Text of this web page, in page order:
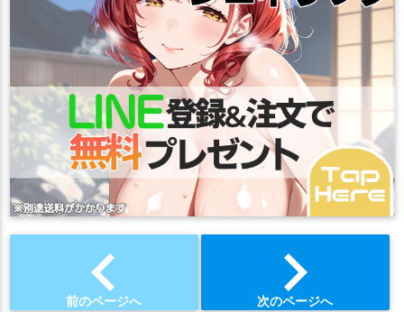
chevron_left
前のページへ chevron_right
次のページへ